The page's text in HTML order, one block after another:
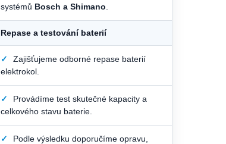
systémů Bosch a Shimano
Repase a testování baterií
✓
Zajišťujeme odborné repase baterií
elektrokol.
✓
Provádíme test skutečné kapacity a
celkového stavu baterie.
✓
Podle výsledku doporučíme opravu,